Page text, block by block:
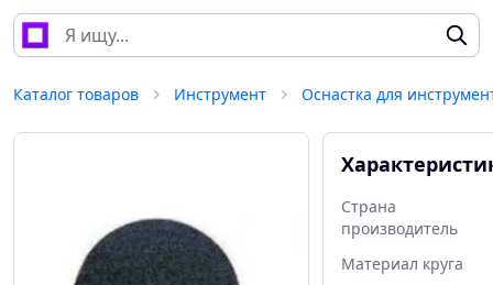
Каталог товаров Инструмент Оснастка для
Страна
производитель
Материал круга